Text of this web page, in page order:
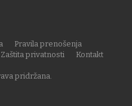
pridržana.
Pravila prenošenja
Zaštita privatnosti
Kontakt